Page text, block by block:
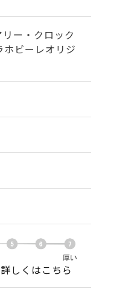
ー・クロック
ビーレオリジ
しくはこちら